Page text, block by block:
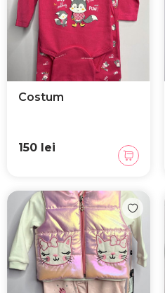
Costum
150 lei